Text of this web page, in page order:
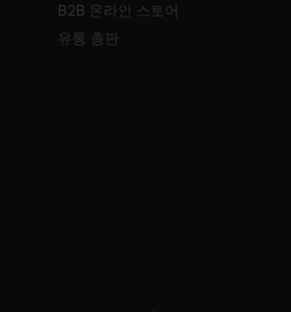
B2B 온라인 스토어
유통 총판